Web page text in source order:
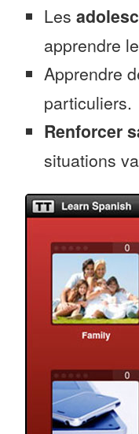
Les
apprendre
Apprendre
particuliers.
Renforcer
situations